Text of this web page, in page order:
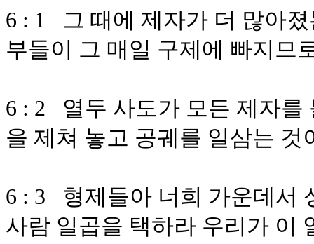
6 : 1 그 때에 제자가 더 많아
부들이 그 매일 구제에 빠지므
6 : 2 열두 사도가 모든 제자를
을 제쳐 놓고 공궤를 일삼는 것
6 : 3 형제들아 너희 가운데서
사람 일곱을 택하라 우리가 이